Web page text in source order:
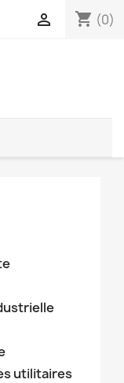
shopping_cart (0)

utilitaires